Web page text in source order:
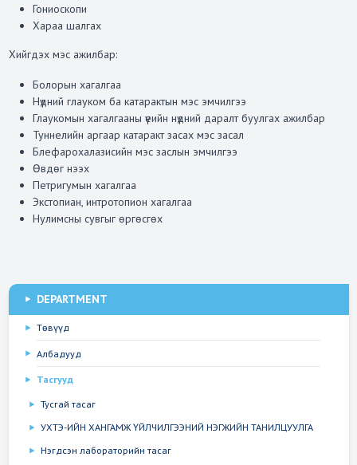
Гониоскопи
Хараа шалгах
Хийгдэх мэс ажилбар:
Болорын хагалгаа
Нүдний глауком ба катарактын мэс эмчилгээ
Глаукомын хагалгааны үеийн нүдний даралт буулгах ажилбар
Туннелийн аргаар катаракт засах мэс засал
Блефарохалазисийн мэс заслын эмчилгээ
Өвдөг нээх
Петригумын хагалгаа
Экстопиан, интротопион хагалгаа
Нулимсны сувгыг өргөсгөх
DEPARTMENT
Төвүүд
Албадууд
Тасгууд
Тусгай тасаг
УХТЭ-ИЙН ХАНГАМЖ ҮЙЛЧИЛГЭЭНИЙ НЭГЖИЙН ТАНИЛЦУУЛГА
Нэгдсэн лабораторийн тасаг